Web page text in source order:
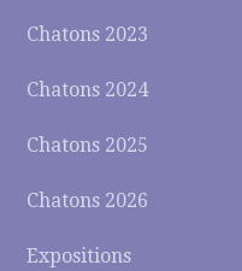
Chatons 2023
Chatons 2024
Chatons 2025
Chatons 2026
Expositions